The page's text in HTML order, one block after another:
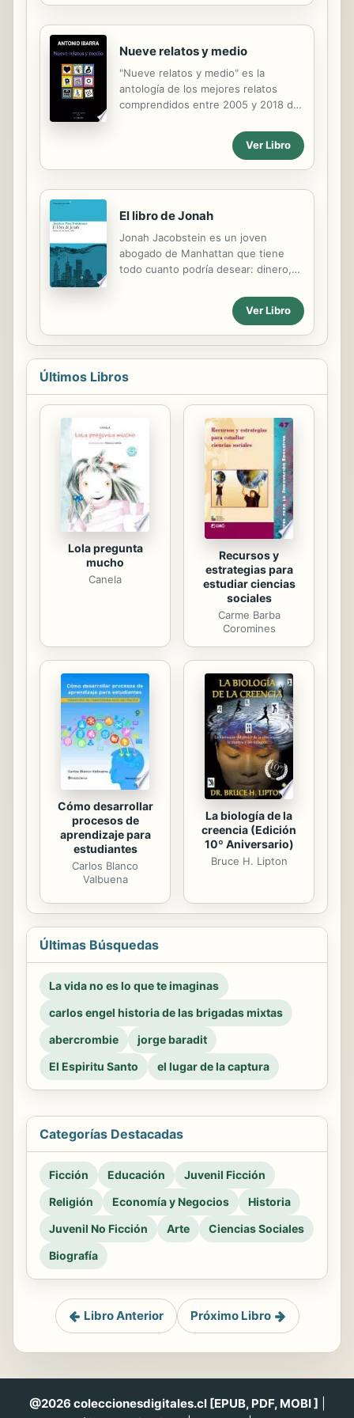
a...
Nueve relatos y medio
"Nueve relatos y medio" es la
antología de los mejores relatos
comprendidos entre 2005 y 2018 de
especializado en narrativa de
misterio y causas sociales.
Criptografía, enigmas, máquinas
ambiente, la lactancia materna o el
sentido de la vida.
Ver Libro
El libro de Jonah
Jonah Jacobstein es un joven
abogado de Manhattan que tiene
todo cuanto podría desear: dinero,
mujeres dispuestas a pasar su vida
con él. Pero justo cuando está a
punto de convertirse en socio del
despacho en el que trabaja, tiene
fiesta que lo cambiará todo. Aunque
Jonah hace todo lo posible por
olvidarla, será solo la primera de
unas cuantas alucinaciones que
pondrán su vida patas arriba. Cuando
está intentando recuperar la cordura,
conoce casualmente a Judith
Bulbrook, una mujer inteligente y
profunda con una vida...
Ver Libro
Últimos Libros
Lola pregunta
mucho
Canela
Recursos y
estrategias para
estudiar ciencias
sociales
Carme Barba
Coromines
Cómo desarrollar
procesos de
aprendizaje para
estudiantes
Carlos Blanco
Valbuena
La biología de la
creencia (Edición
10º Aniversario)
Bruce H. Lipton
Últimas Búsquedas
La vida no es lo que te imaginas
carlos engel historia de las brigadas mixtas
abercrombie
jorge baradit
El Espiritu Santo
el lugar de la captura
Categorías Destacadas
Ficción Educación
Juvenil Ficción
Religión
Economía y Negocios
Historia
Juvenil No Ficción
Arte
Ciencias Sociales
Biografía
Libro Anterior Próximo Libro
@2026 coleccionesdigitales.cl [EPUB, PDF, MOBI ]